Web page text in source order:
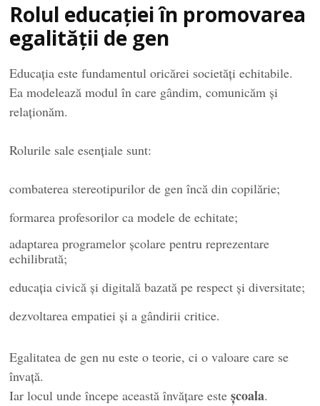
Rolul educației în promovarea
egalității de gen
Educația este fundamentul oricărei societăți echitabile.
Ea modelează modul în care gândim, comunicăm și
relaționăm.
Rolurile sale esențiale sunt:
combaterea stereotipurilor de gen încă din copilărie;
formarea profesorilor ca modele de echitate;
adaptarea programelor școlare pentru reprezentare
echilibrată;
educația civică și digitală bazată pe respect și diversitate;
dezvoltarea empatiei și a gândirii critice.
Egalitatea de gen nu este o teorie, ci o valoare care se
învață.
Iar locul unde începe această învățare esteșcoala.